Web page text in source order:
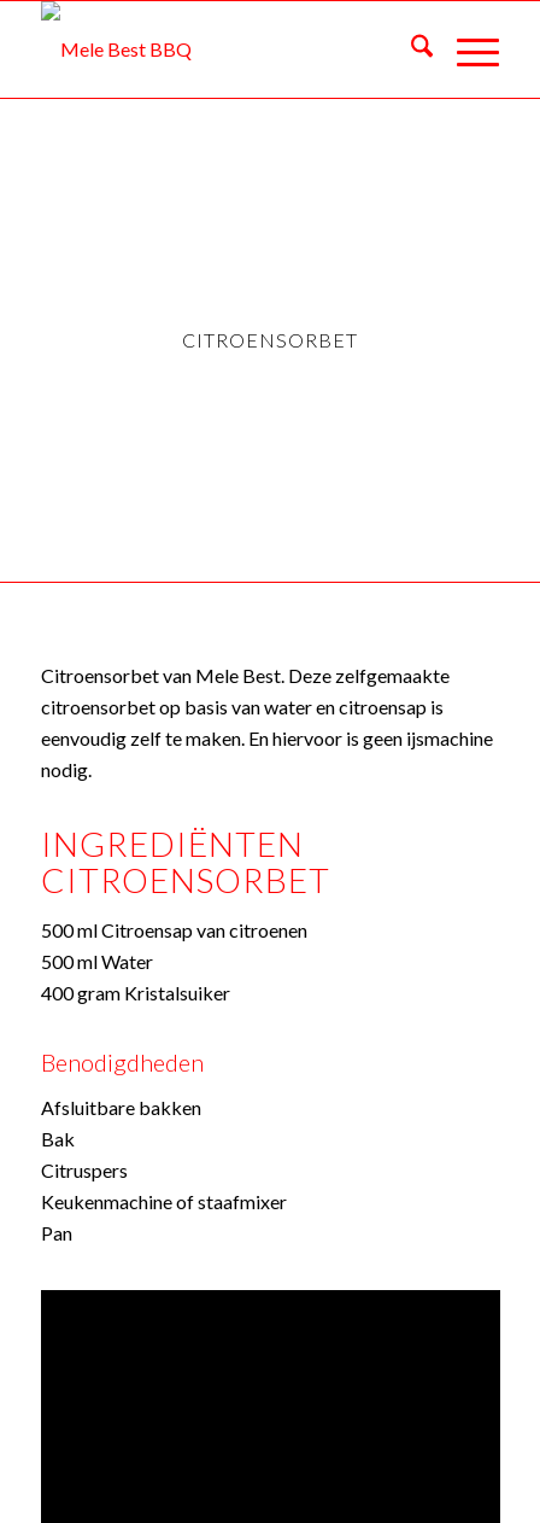
CITROENSORBET
Citroensorbet van Mele Best. Deze zelfgemaakte
citroensorbet op basis van water en citroensap is
eenvoudig zelf te maken. En hiervoor is geen ijsmachine
nodig.
INGREDIËNTEN
CITROENSORBET
500 ml Citroensap van citroenen
500 ml Water
400 gram Kristalsuiker
Benodigdheden
Afsluitbare bakken
Bak
Citruspers
Keukenmachine of staafmixer
Pan